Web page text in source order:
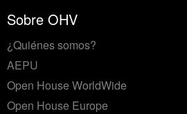
Sobre OHV
¿Quiénes somos?
AEPU
Open House WorldWide
Open House Europe